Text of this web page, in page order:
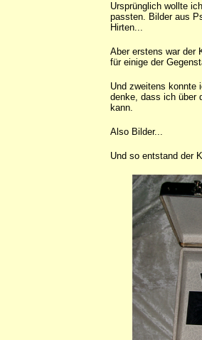
Ursprünglich wollte
passten. Bilder aus
Hirten...
Aber erstens war der
für einige der
Und zweitens konnte
denke, dass ich über
kann.
Also Bilder...
Und so entstand der